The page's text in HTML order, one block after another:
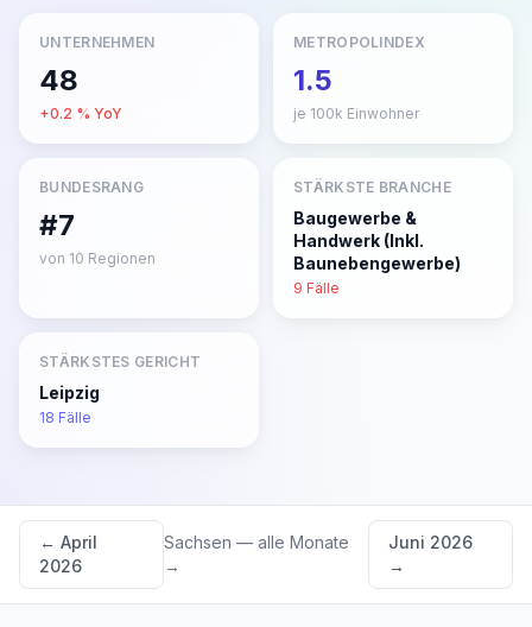
UNTERNEHMEN
48
+0.2 % YoY
METROPOLINDEX
1.5
je 100k Einwohner
BUNDESRANG
#7
von 10 Regionen
STÄRKSTE BRANCHE
Baugewerbe &
Handwerk (Inkl.
Baunebengewerbe)
9 Fälle
STÄRKSTES GERICHT
Leipzig
18 Fälle
← April
2026
Sachsen — alle Monate
→
Juni 2026
→